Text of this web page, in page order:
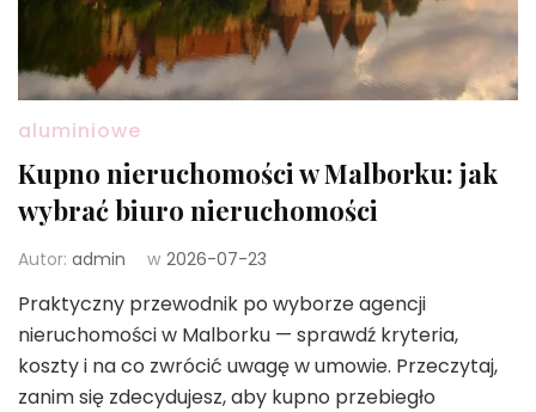
aluminiowe
Kupno nieruchomości w Malborku: jak
wybrać biuro nieruchomości
Autor: admin w 2026-07-23
Praktyczny przewodnik po wyborze agencji
nieruchomości w Malborku — sprawdź kryteria,
koszty i na co zwrócić uwagę w umowie. Przeczytaj,
zanim się zdecydujesz, aby kupno przebiegło